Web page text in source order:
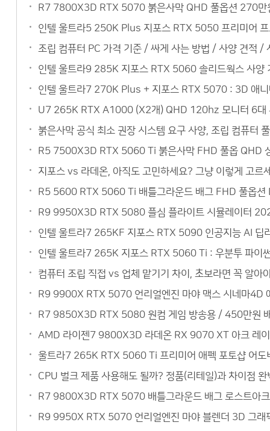
R7 7800X3D RTX 5070 붉은사막 QHD 풀옵션 270만
인텔 울트라5 250K Plus 지포스 RTX 5050 프리미어
조립 컴퓨터 PC 가격 기준 / 싸게 사는 방법 / 사양 견적 /
인텔 울트라9 285K 지포스 RTX 5060 솔리드웍스 사양
인텔 울트라7 270K Plus + 지포스 RTX 5070 : 3D 애니
U7 265K RTX A1000 (X2개) QHD 120hz 모니터 6대
붉은사막 공식 최소 권장 시스템 요구 사양, 조립 컴퓨터
R5 7500X3D RTX 5060 Ti 붉은사막 FHD 풀옵 QHD
지포스 vs 라데온, 아직도 고민하세요? 그냥 이렇게 고
R5 5600 RTX 5060 Ti 배틀그라운드 배그 FHD 풀옵션
R9 9950X3D RTX 5080 플심 플라이트 시뮬레이터
인텔 울트라7 265KF 지포스 RTX 5090 인공지능 AI 딥
인텔 울트라7 265K 지포스 RTX 5060 Ti : 우분투 파이
컴퓨터 조립 직접 vs 업체 맡기기 차이, 초보라면 꼭 알아
R9 9900X RTX 5070 언리얼엔진 마야 맥스 시네마4D
R7 9850X3D RTX 5080 원컴 게임 방송용 / 450만원
AMD 라이젠7 9800X3D 라데온 RX 9070 XT 아크 레
울트라7 265K RTX 5060 Ti 프리미어 애펙 포토샵 어도
CPU 벌크 제품 사용해도 될까? 정품(리테일)과 차이점
R7 9800X3D RTX 5070 배틀그라운드 배그 로스트아
R9 9950X RTX 5070 언리얼엔진 마야 블렌더 3D 그래